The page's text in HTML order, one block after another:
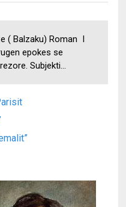
( Balzaku) Roman I
epokes se
Subjekti...